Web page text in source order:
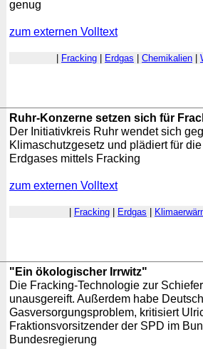
genug
zum externen Volltext
Fracking Erdgas Chemikalien
Ruhr-Konzerne setzen sich für
Der Initiativkreis Ruhr wendet sich
Klimaschutzgesetz und plädiert für
Erdgases mittels Fracking
zum externen Volltext
Fracking Erdgas
"Ein ökologischer Irrwitz"
Die Fracking-Technologie zur
unausgereift. Außerdem habe
Gasversorgungsproblem, kritisiert
Fraktionsvorsitzender der SPD im
Bundesregierung